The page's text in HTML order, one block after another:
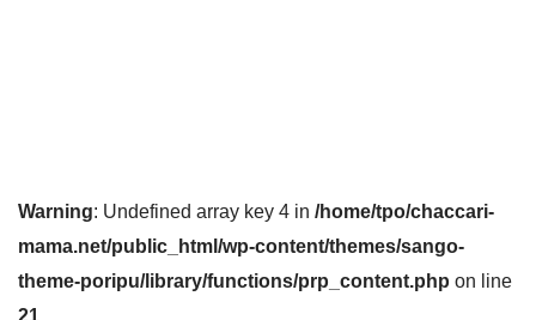
Warning: Undefined array key 4 in /home/tpo/chaccari-
mama.net/public_html/wp-content/themes/sango-
theme-poripu/library/functions/prp_content.php on line
21